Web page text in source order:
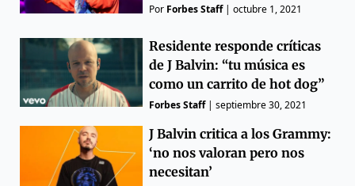
Por Forbes Staff|octubre 1, 2021
Residente responde críticas
de J Balvin: “tu música es
como un carrito de hot dog”
Forbes Staff|septiembre 30, 2021
J Balvin critica a los Grammy:
‘no nos valoran pero nos
necesitan’